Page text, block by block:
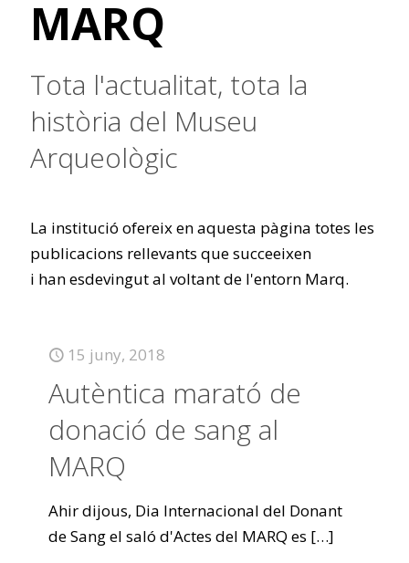
MARQ
Tota l'actualitat, tota la
història del Museu
Arqueològic
La institució ofereix en aquesta pàgina totes les
publicacions rellevants que succeeixen
i han esdevingut al voltant de l'entorn Marq.
15 juny, 2018
Autèntica marató de
donació de sang al
MARQ
Ahir dijous, Dia Internacional del Donant
de Sang el saló d'Actes del MARQ es […]